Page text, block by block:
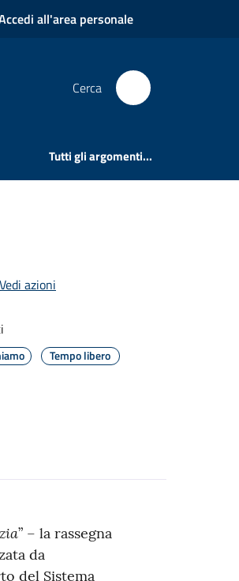
all'area personale
Cerca
Tutti gli argomenti...
Vedi azioni
Tempo libero
” – la rassegna
da
del Sistema